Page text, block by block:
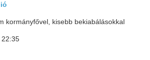
kormányfővel, kisebb bekiabálásokkal
22:35